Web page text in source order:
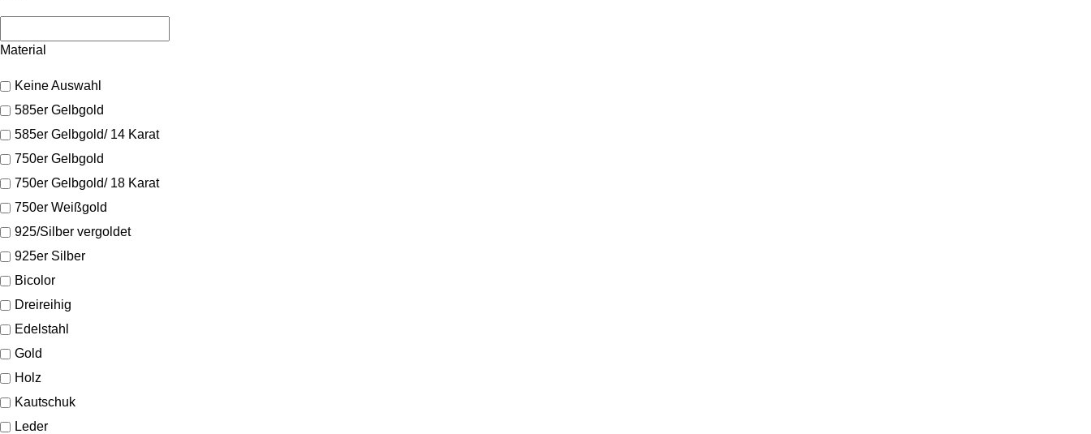
Material
Keine Auswahl
585er Gelbgold
585er Gelbgold/ 14 Karat
750er Gelbgold
750er Gelbgold/ 18 Karat
750er Weißgold
925/Silber vergoldet
925er Silber
Bicolor
Dreireihig
Edelstahl
Gold
Holz
Kautschuk
Leder